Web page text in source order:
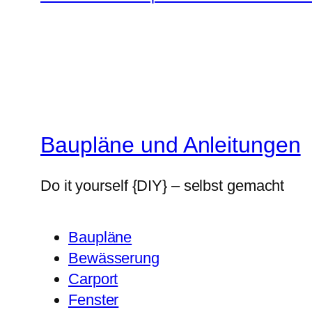
Baupläne und Anleitungen
Do it yourself {DIY} – selbst gemacht
Baupläne
Bewässerung
Carport
Fenster